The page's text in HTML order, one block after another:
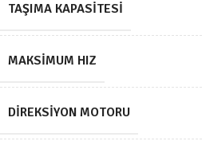
TAŞIMA KAPASITESI
MAKSIMUM HIZ
DIREKSIYON MOTORU